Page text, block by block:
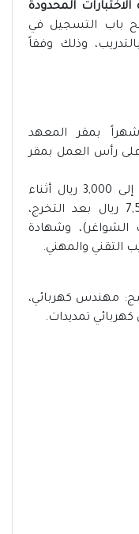
المحدودة
باب التسجيل في
وذلك وفقاً
البرنامج: 24 شهراً (20 شهراً بمقر المعهد
تدريب على رأس العمل بمقر
- المزايا: مكافأة شهرية من 2,500 إلى 3,000 ريال أثناء
التدريب، وراتب من 5,500 إلى 7,500 ريال بعد التخرج،
وشهادة
التقني والمهني.
مهندس كهربائي،
تمديدات.